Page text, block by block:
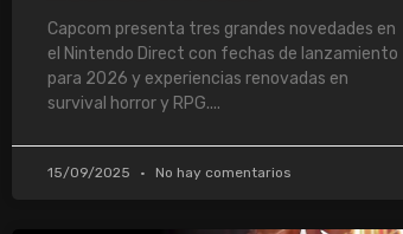
Capcom presenta tres grandes novedades en
el Nintendo Direct con fechas de lanzamiento
para 2026 y experiencias renovadas en
survival horror y RPG.
15/09/2025 No hay comentarios